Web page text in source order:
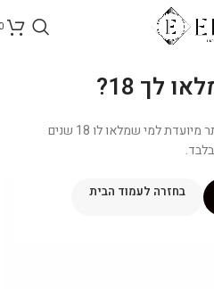
לך 18?
הכניסה והרכישה בחנות האתר מיועדת למי שמלאו לו 18 שנים
בלבד.
בחזרה לעמוד הבית